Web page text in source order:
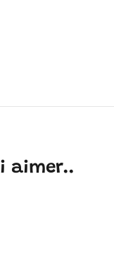
aimer..